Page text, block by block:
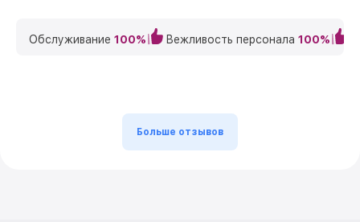
Обслуживание 100% Вежливость персонала 100%
Больше отзывов